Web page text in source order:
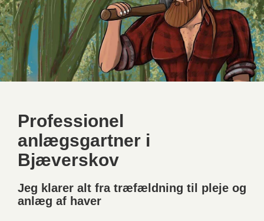
Professionel
anlægsgartner i
Bjæverskov
Jeg klarer alt fra træfældning til pleje og
anlæg af haver